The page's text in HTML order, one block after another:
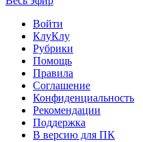
Войти
КлуКлу
Рубрики
Помощь
Правила
Соглашение
Конфиденциальность
Рекомендации
Поддержка
В версию для ПК